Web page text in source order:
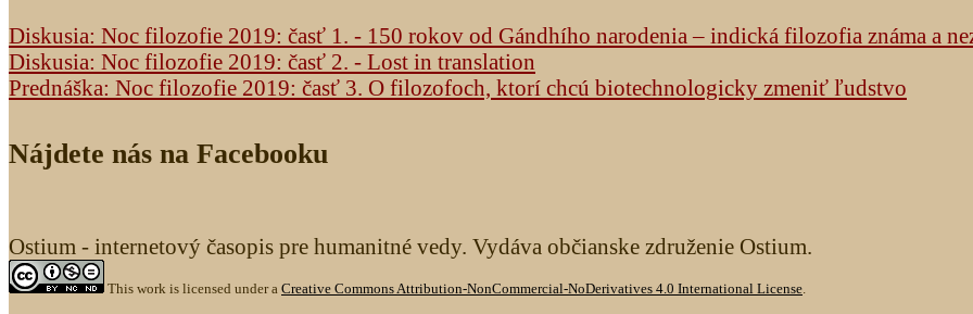
Diskusia: Noc filozofie 2019: časť 1. - 150 rokov od Gándhího narodenia – indická filozofia známa a
Diskusia: Noc filozofie 2019: časť 2. - Lost in translation
Prednáška: Noc filozofie 2019: časť 3. O filozofoch, ktorí chcú biotechnologicky zmeniť ľudstvo
Nájdete nás na Facebooku
Ostium - internetový časopis pre humanitné vedy. Vydáva občianske združenie Ostium.
This work is licensed under a Creative Commons Attribution-NonCommercial-NoDerivatives 4.0 International License